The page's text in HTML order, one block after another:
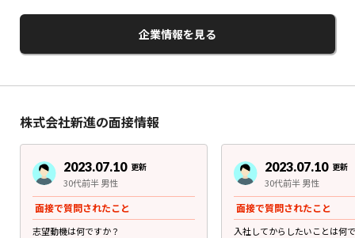
企業情報を見る
株式会社新進の面接情報
2023.07.10 更新
30代前半 男性
面接で質問されたこと
志望動機は何ですか？
2023.07.10 更新
30代前半 男性
面接で質問されたこと
入社してからしたいことは何